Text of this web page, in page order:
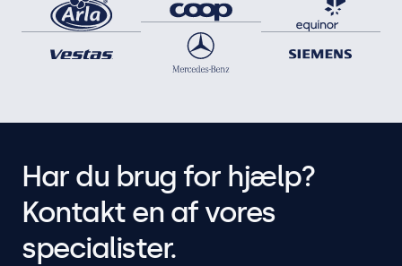
Har du brug for hjælp?
Kontakt en af vores
specialister.